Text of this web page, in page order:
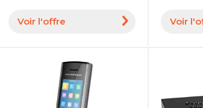
Voir l'offre Voir